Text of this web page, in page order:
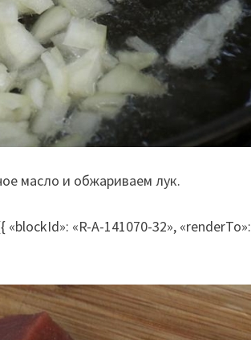
масло и обжариваем лук.
«R-A-141070-32», «renderTo»: